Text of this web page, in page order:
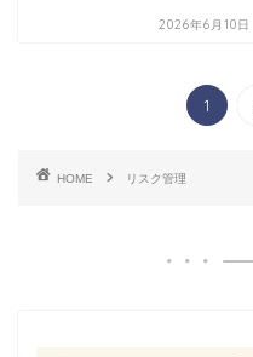
2026年6月10日
1
HOME リスク管理